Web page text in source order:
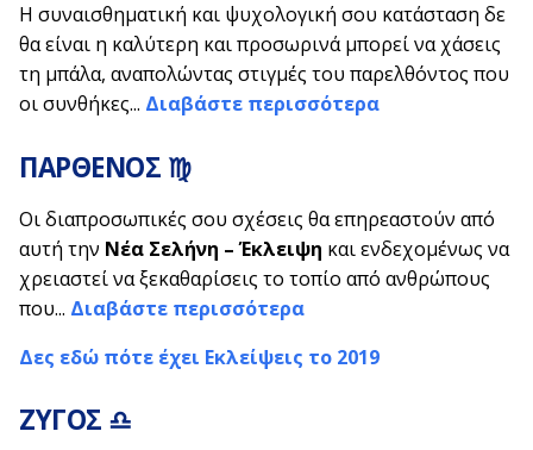
Η συναισθηματική και ψυχολογική σου κατάσταση δε
θα είναι η καλύτερη και προσωρινά μπορεί να χάσεις
τη μπάλα, αναπολώντας στιγμές του παρελθόντος που
οι συνθήκες... Διαβάστε περισσότερα
ΠΑΡΘΕΝΟΣ ♍
Οι διαπροσωπικές σου σχέσεις θα επηρεαστούν από
αυτή την Νέα Σελήνη – Έκλειψη και ενδεχομένως να
χρειαστεί να ξεκαθαρίσεις το τοπίο από ανθρώπους
που... Διαβάστε περισσότερα
Δες εδώ πότε έχει Εκλείψεις το 2019
ΖΥΓΟΣ ♎